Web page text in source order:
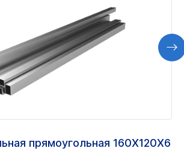
прямоугольная 160Х120Х6